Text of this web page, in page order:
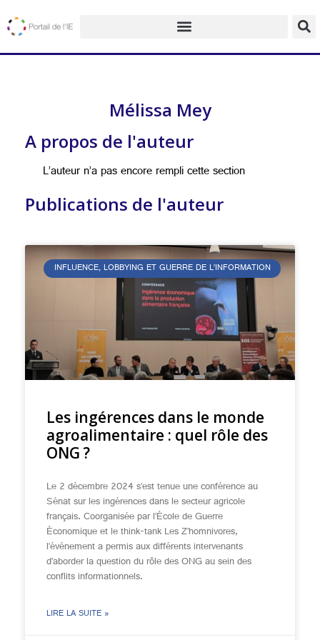
Mélissa Mey
A propos de l'auteur
L’auteur n’a pas encore rempli cette section
Publications de l'auteur
INFLUENCE, LOBBYING ET GUERRE DE L’INFORMATION
Les ingérences dans le monde
agroalimentaire : quel rôle des
ONG ?
Le 2 décembre 2024 s’est tenue une conférence au
Sénat sur les ingérences dans le secteur agricole
français. Coorganisée par l’École de Guerre
Économique et le think-tank Les Z’homnivores,
l’événement a permis aux différents intervenants
d’aborder la question du rôle des ONG au sein des
conflits informationnels.
LIRE LA SUITE »